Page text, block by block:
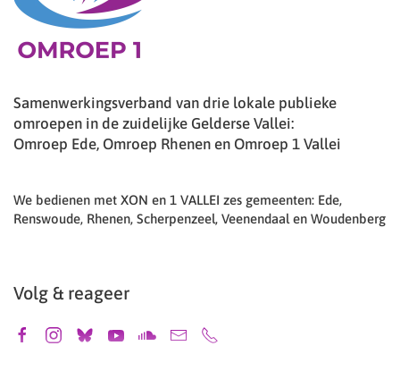
Samenwerkingsverband van drie lokale publieke
omroepen in de zuidelijke Gelderse Vallei:
Omroep Ede, Omroep Rhenen en Omroep 1 Vallei
We bedienen met XON en 1 VALLEI zes gemeenten: Ede,
Renswoude, Rhenen, Scherpenzeel, Veenendaal en Woudenberg
Volg & reageer